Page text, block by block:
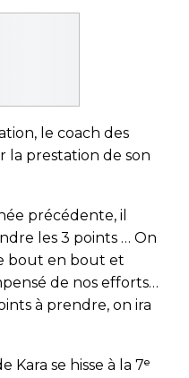
le coach des
la prestation de son
précédente, il
les 3 points … On
bout en bout et
de nos efforts…
à prendre, on ira
Kara se hisse à la 7ᵉ